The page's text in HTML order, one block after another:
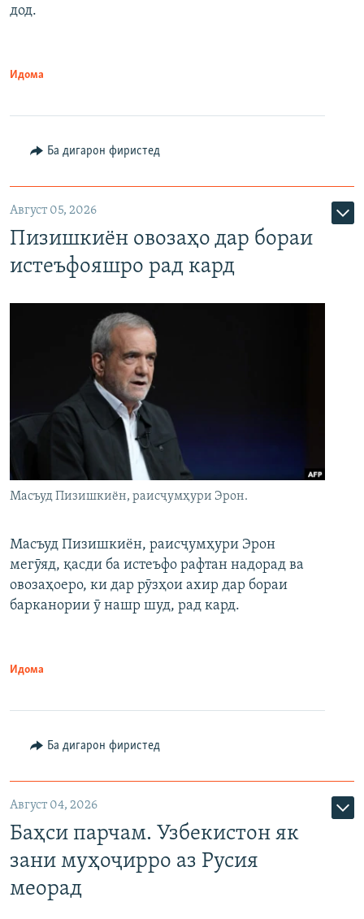
дод.
Идома
Ба дигарон фиристед
Август 05, 2026
Пизишкиён овозаҳо дар бораи
истеъфояшро рад кард
Масъуд Пизишкиён, раисҷумҳури Эрон.
Масъуд Пизишкиён, раисҷумҳури Эрон
мегӯяд, қасди ба истеъфо рафтан надорад ва
овозаҳоеро, ки дар рӯзҳои ахир дар бораи
барканории ӯ нашр шуд, рад кард.
Идома
Ба дигарон фиристед
Август 04, 2026
Баҳси парчам. Узбекистон як
зани муҳоҷирро аз Русия
меорад